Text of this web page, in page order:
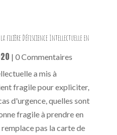
filière Défiscience Intellectuelle en
| 0 Commentaires
a mis à
fragile pour expliciter,
d'urgence, quelles sont
fragile à prendre en
pas la carte de